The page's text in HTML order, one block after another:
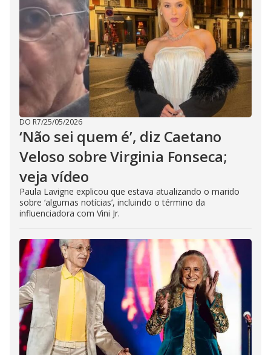
DO R7/25/05/2026
‘Não sei quem é’, diz Caetano
Veloso sobre Virginia Fonseca;
veja vídeo
Paula Lavigne explicou que estava atualizando o marido
sobre ‘algumas notícias’, incluindo o término da
influenciadora com Vini Jr.